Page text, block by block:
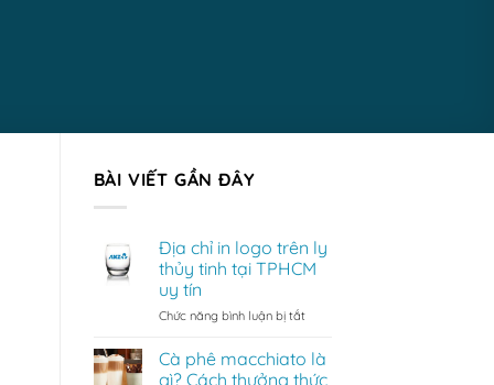
BÀI VIẾT GẦN ĐÂY
Địa chỉ in logo trên ly
thủy tinh tại TPHCM
uy tín
Chức năng bình luận bị tắtở
chỉ
in
Cà phê macchiato là
gì? Cách thưởng thức